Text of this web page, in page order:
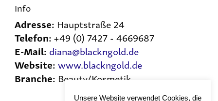
Info
Adresse: Hauptstraße 24
Telefon:+49 (0) 7427 - 4669687
E-Mail: diana@blackngold.de
Website:www.blackngold.de
Branche: Beauty/Kosmetik
Unsere Website verwendet Cookies, die